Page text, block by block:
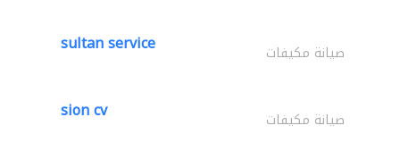
sultan service صيانة مكيفات
sion cv صيانة مكيفات